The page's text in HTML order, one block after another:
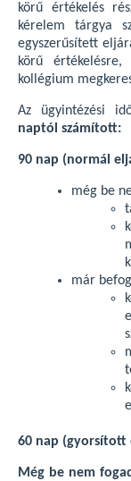
körű értékelés
kérelem tárgya
egyszerűsített
körű
kollégium
Az ügyintézési
naptól számított:
90 nap (normál
még be
már
60 nap (gyorsított
Még be nem